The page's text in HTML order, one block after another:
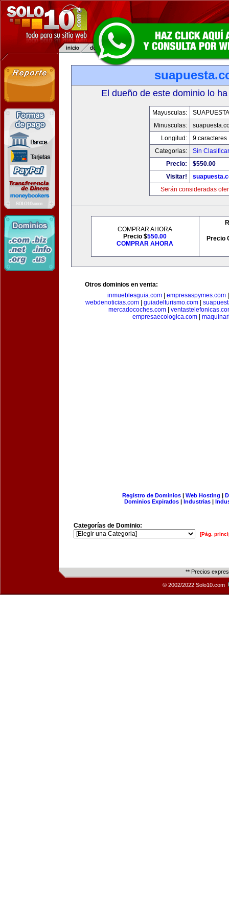
El dueño de este dominio lo
Mayusculas:
Minusculas:
Longitud:
9 caracteres
Categorias:
Sin Clasificar
Precio:
$550.00
Visitar!
Serán consideradas
COMPRAR AHORA
Precio $550.00
COMPRAR AHORA
Precio
Otros dominios en venta:
inmueblesguia.com| empresaspymes.com
webdenoticias.com
guiadelturismo.com
mercadocoches.com|
empresaecologica.com
Registro de Dominios| Web Hosting |
Dominios Expirados | Industrias |
Categorías de Dominio:
[Pág.
** Precios
© 2002/2022 Solo10.com